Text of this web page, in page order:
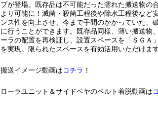
プが登場。既存品は不可能だった濡れた搬送物の
より可能に！滅菌・殺菌工程後や除水工程後など
ンス性を向上させ、今まで手間のかかっていた、
に行うことができます。既存品同様、薄い搬送物
ーラの配置を再検証し、設置スペースを「ＳＧＡ
を実現。限られたスペースを有効活用いただけます
搬送イメージ動画はコチラ ！
ローラユニット＆サイドベヤのベルト着脱動画は